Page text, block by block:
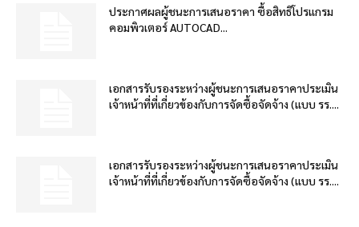
ประกาศผลผู้ชนะการเสนอราคา ซื้อสิทธิโปรแกรม
คอมพิวเตอร์ AUTOCAD...
เอกสารรับรองระหว่างผู้ชนะการเสนอราคาประเมิน
เจ้าหน้าที่ที่เกี่ยวข้องกับการจัดซื้อจัดจ้าง (แบบ รร....
เอกสารรับรองระหว่างผู้ชนะการเสนอราคาประเมิน
เจ้าหน้าที่ที่เกี่ยวข้องกับการจัดซื้อจัดจ้าง (แบบ รร....